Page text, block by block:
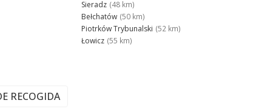
Sieradz (48 km)
Bełchatów (50 km)
Piotrków Trybunalski (52 km)
Łowicz (55 km)
RECOGIDA